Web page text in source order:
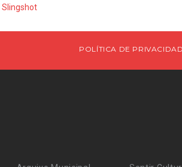
Slingshot
POLÍTICA DE